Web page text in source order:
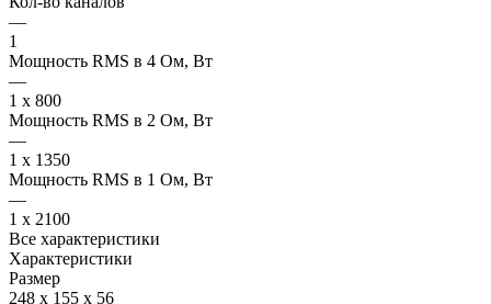
—
1
Мощность RMS в 4 Ом, Вт
—
1 x 800
Мощность RMS в 2 Ом, Вт
—
1 x 1350
Мощность RMS в 1 Ом, Вт
—
1 x 2100
Все характеристики
Характеристики
Размер
248 x 155 x 56